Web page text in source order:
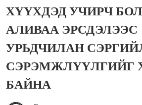
ХҮҮХДЭД УЧИРЧ
АЛИВАА ЭРСДЭЛЭЭС
УРЬДЧИЛАН
СЭРЭМЖЛҮҮЛГИЙГ
БАЙНА